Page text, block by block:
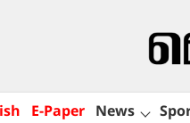
E-Paper News